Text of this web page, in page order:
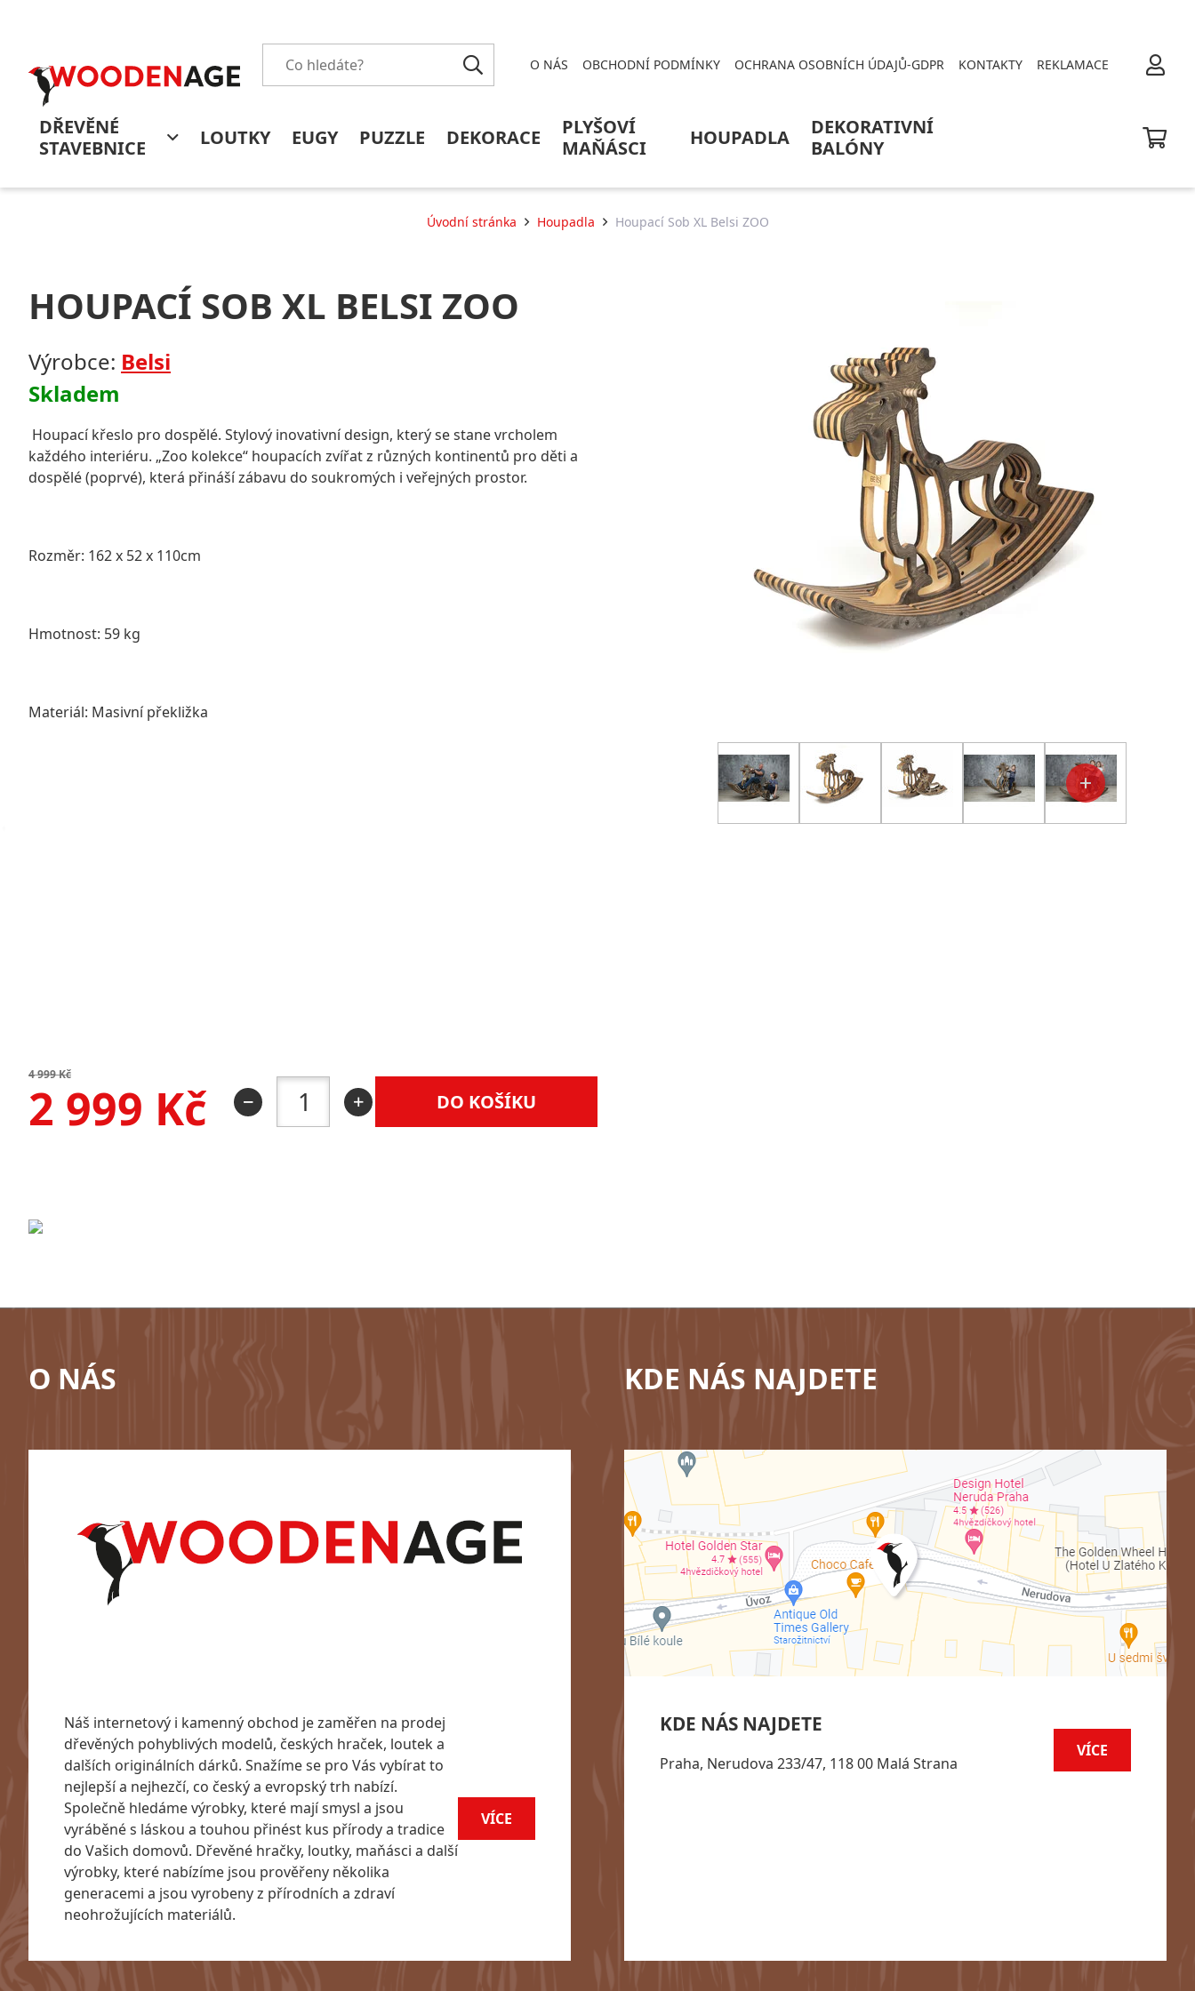
O NÁS OBCHODNÍ PODMÍNKY OCHRANA OSOBNÍCH ÚDAJŮ-GDPR KONTAKTY REKLAMACE
DŘEVĚNÉ
STAVEBNICE
LOUTKY EUGY PUZZLE DEKORACE
PLYŠOVÍ
MAŇÁSCI
HOUPADLA
DEKORATIVNÍ
BALÓNY
Úvodní stránka Houpadla Houpací Sob XL Belsi ZOO
HOUPACÍ SOB XL BELSI ZOO
Výrobce: Belsi
Skladem
Houpací křeslo pro dospělé. Stylový inovativní design, který se stane vrcholem
každého interiéru. „Zoo kolekce“ houpacích zvířat z různých kontinentů pro děti a
dospělé (poprvé), která přináší zábavu do soukromých i veřejných prostor.
Rozměr: 162 x 52 x 110cm
Hmotnost: 59 kg
Materiál: Masivní překližka
4 999Kč
2 999 Kč DO KOŠÍKU
O NÁS
Náš internetový i kamenný obchod je zaměřen na prodej
dřevěných pohyblivých modelů, českých hraček, loutek a
dalších originálních dárků. Snažíme se pro Vás vybírat to
nejlepší a nejhezčí, co český a evropský trh nabízí.
Společně hledáme výrobky, které mají smysl a jsou
vyráběné s láskou a touhou přinést kus přírody a tradice
do Vašich domovů. Dřevěné hračky, loutky, maňásci a další
výrobky, které nabízíme jsou prověřeny několika
generacemi a jsou vyrobeny z přírodních a zdraví
neohrožujících materiálů.
VÍCE
KDE NÁS NAJDETE
KDE NÁS NAJDETE
Praha, Nerudova 233/47, 118 00 Malá Strana
VÍCE